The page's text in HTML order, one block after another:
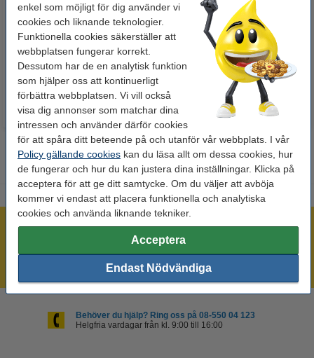
enkel som möjligt för dig använder vi
cookies och liknande teknologier.
Funktionella cookies säkerställer att
webbplatsen fungerar korrekt.
Dessutom har de en analytisk funktion
som hjälper oss att kontinuerligt
förbättra webbplatsen. Vi vill också
visa dig annonser som matchar dina
intressen och använder därför cookies
för att spåra ditt beteende på och utanför vår webbplats. I vår
Policy gällande cookies kan du läsa allt om dessa cookies, hur
de fungerar och hur du kan justera dina inställningar. Klicka på
acceptera för att ge ditt samtycke. Om du väljer att avböja
kommer vi endast att placera funktionella och analytiska
cookies och använda liknande tekniker.
Acceptera
Endast Nödvändiga
Whiteboardpenna 2.5mm |
123ink | sorterade färger | 4st
60 kr Inkl. 25% Moms
Märkpenna permanent 2.5mm |
123ink | 4st
50 kr Inkl. 25% Moms
Mer än 300.000 kunder!
Beställ innan 16:00 så skickar vi idag!
Behöver du hjälp? Ring oss på 08-550 04 123
Helgfria vardagar från kl. 9:00 till 16:00